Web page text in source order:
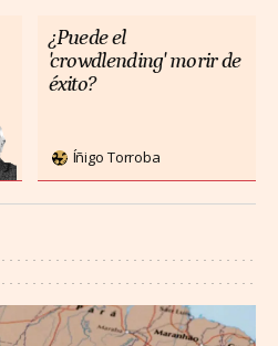
¿Puede el
'crowdlending' morir de
éxito?
Íñigo Torroba